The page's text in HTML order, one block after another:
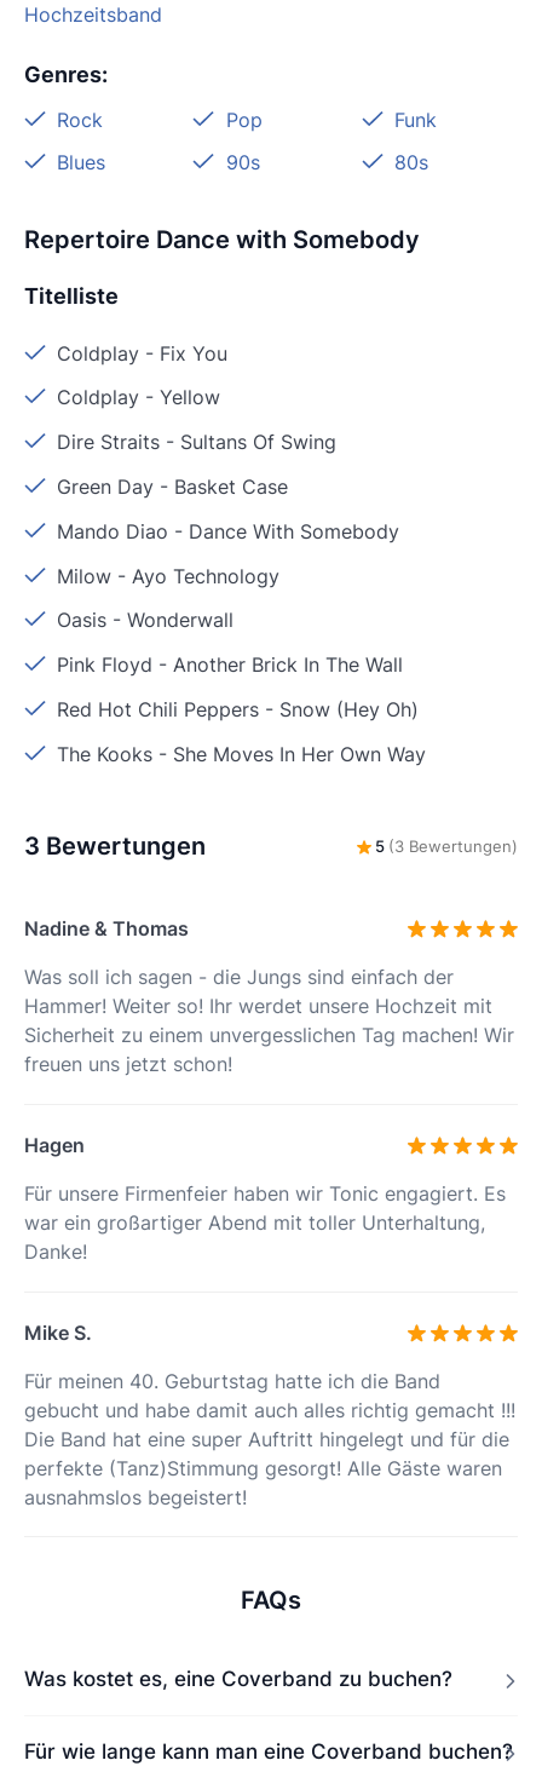
Hochzeitsband
Genres:
Rock Pop
Funk
Blues
90s 80s
Repertoire Dance with Somebody
Titelliste
Coldplay - Fix You
Coldplay -Yellow
Dire Straits - Sultans Of Swing
Green Day - Basket Case
Mando Diao - Dance With Somebody
Milow - Ayo Technology
Oasis -Wonderwall
Pink Floyd -Another Brick In The Wall
Red Hot Chili Peppers - Snow (Hey Oh)
The Kooks - She Moves In Her Own Way
3 Bewertungen 5 (3 Bewertungen)
Nadine & Thomas
Was soll ich sagen - die Jungs sind einfach der
Hammer! Weiter so! Ihr werdet unsere Hochzeit mit
Sicherheit zu einem unvergesslichen Tag machen! Wir
freuen uns jetzt schon!
Hagen
Für unsere Firmenfeier haben wir Tonic engagiert. Es
war ein großartiger Abend mit toller Unterhaltung,
Danke!
Mike S.
Für meinen 40. Geburtstag hatte ich die Band
gebucht und habe damit auch alles richtig gemacht !!!
Die Band hat eine super Auftritt hingelegt und für die
perfekte (Tanz)Stimmung gesorgt! Alle Gäste waren
ausnahmslos begeistert!
FAQs
Was kostet es, eine Coverband zu buchen?
Für wie lange kann man eine Coverband buchen?